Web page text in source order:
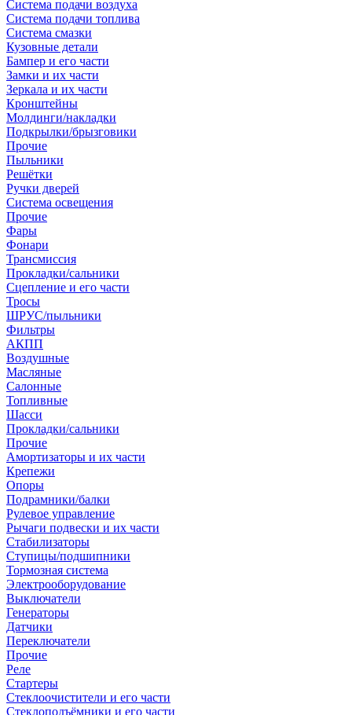
Система подачи воздуха
Система подачи топлива
Система смазки
Кузовные детали
Бампер и его части
Замки и их части
Зеркала и их части
Кронштейны
Молдинги/накладки
Подкрылки/брызговики
Прочие
Пыльники
Решётки
Ручки дверей
Система освещения
Прочие
Фары
Фонари
Трансмиссия
Прокладки/сальники
Сцепление и его части
Тросы
ШРУС/пыльники
Фильтры
АКПП
Воздушные
Масляные
Салонные
Топливные
Шасси
Прокладки/сальники
Прочие
Амортизаторы и их части
Крепежи
Опоры
Подрамники/балки
Рулевое управление
Рычаги подвески и их части
Стабилизаторы
Ступицы/подшипники
Тормозная система
Электрооборудование
Выключатели
Генераторы
Датчики
Переключатели
Прочие
Реле
Стартеры
Стеклоочистители и его части
Стеклоподъёмники и его части